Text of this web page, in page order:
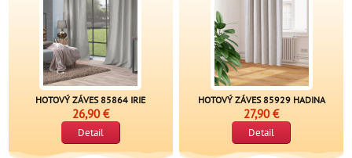
HOTOVÝ ZÁVES 85864 IRIE
26,90 €
Detail
HOTOVÝ ZÁVES 85929 HADINA
27,90 €
Detail